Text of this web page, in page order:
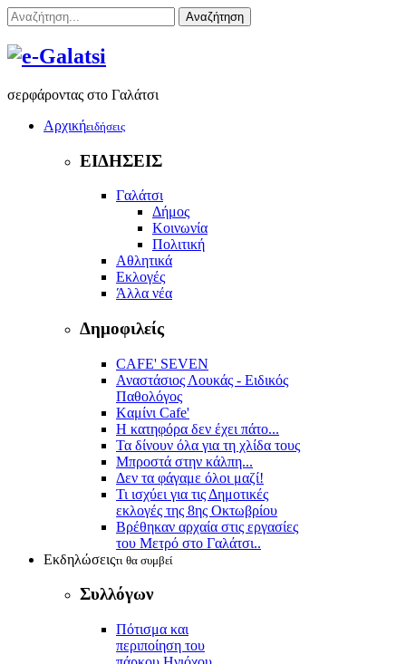
Αναζήτηση
σερφάροντας στο Γαλάτσι
Αρχικήειδήσεις
ΕΙΔΗΣΕΙΣ
Γαλάτσι
Δήμος
Κοινωνία
Πολιτική
Αθλητικά
Εκλογές
Άλλα νέα
Δημοφιλείς
CAFE' SEVEN
Αναστάσιος Λουκάς - Ειδικός
Παθολόγος
Kαμίνι Cafe'
Η κατηφόρα δεν έχει πάτο...
Τα δίνουν όλα για τη χλίδα τους
Μπροστά στην κάλπη...
Δεν τα φάγαμε όλοι μαζί!
Τι ισχύει για τις Δημοτικές
εκλογές της 8ης Οκτωβρίου
Βρέθηκαν αρχαία στις εργασίες
του Μετρό στο Γαλάτσι..
Εκδηλώσειςτι θα συμβεί
Συλλόγων
Πότισμα και
περιποίηση του